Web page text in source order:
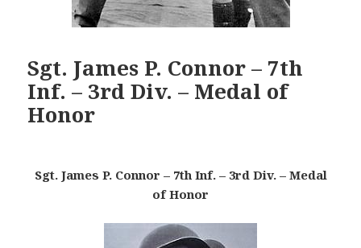
Sgt. James P. Connor – 7th
Inf. – 3rd Div. – Medal of
Honor
Sgt. James P. Connor – 7th Inf. – 3rd Div. – Medal
of Honor